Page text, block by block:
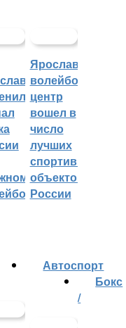
Ярославский
волейбольный
центр
вошел в
число
лучших
спортивных
объектов
России
Автоспорт
Бокс
/